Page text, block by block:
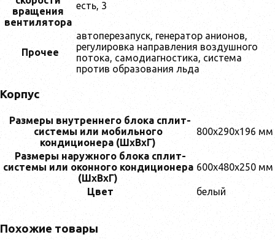
вращения
вентилятора
есть, 3
Прочее
автоперезапуск, генератор анионов,
регулировка направления воздушного
потока, самодиагностика, система
против образования льда
Корпус
Размеры внутреннего блока сплит-
системы или мобильного
кондиционера (ШxВxГ)
800x290x196 мм
Размеры наружного блока сплит-
системы или оконного кондиционера
(ШxВxГ)
600x480x250 мм
Цвет белый
Похожие товары